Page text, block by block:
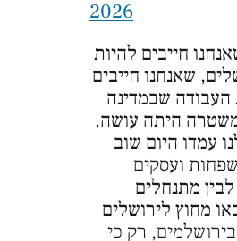
2026
חייבים להיות
שאנחנו חייבים
שבמדינה
היתה עושה.
עמדו היום שוב
ועסקים
מתנחלים
מחוץ לירושלים
רק כי